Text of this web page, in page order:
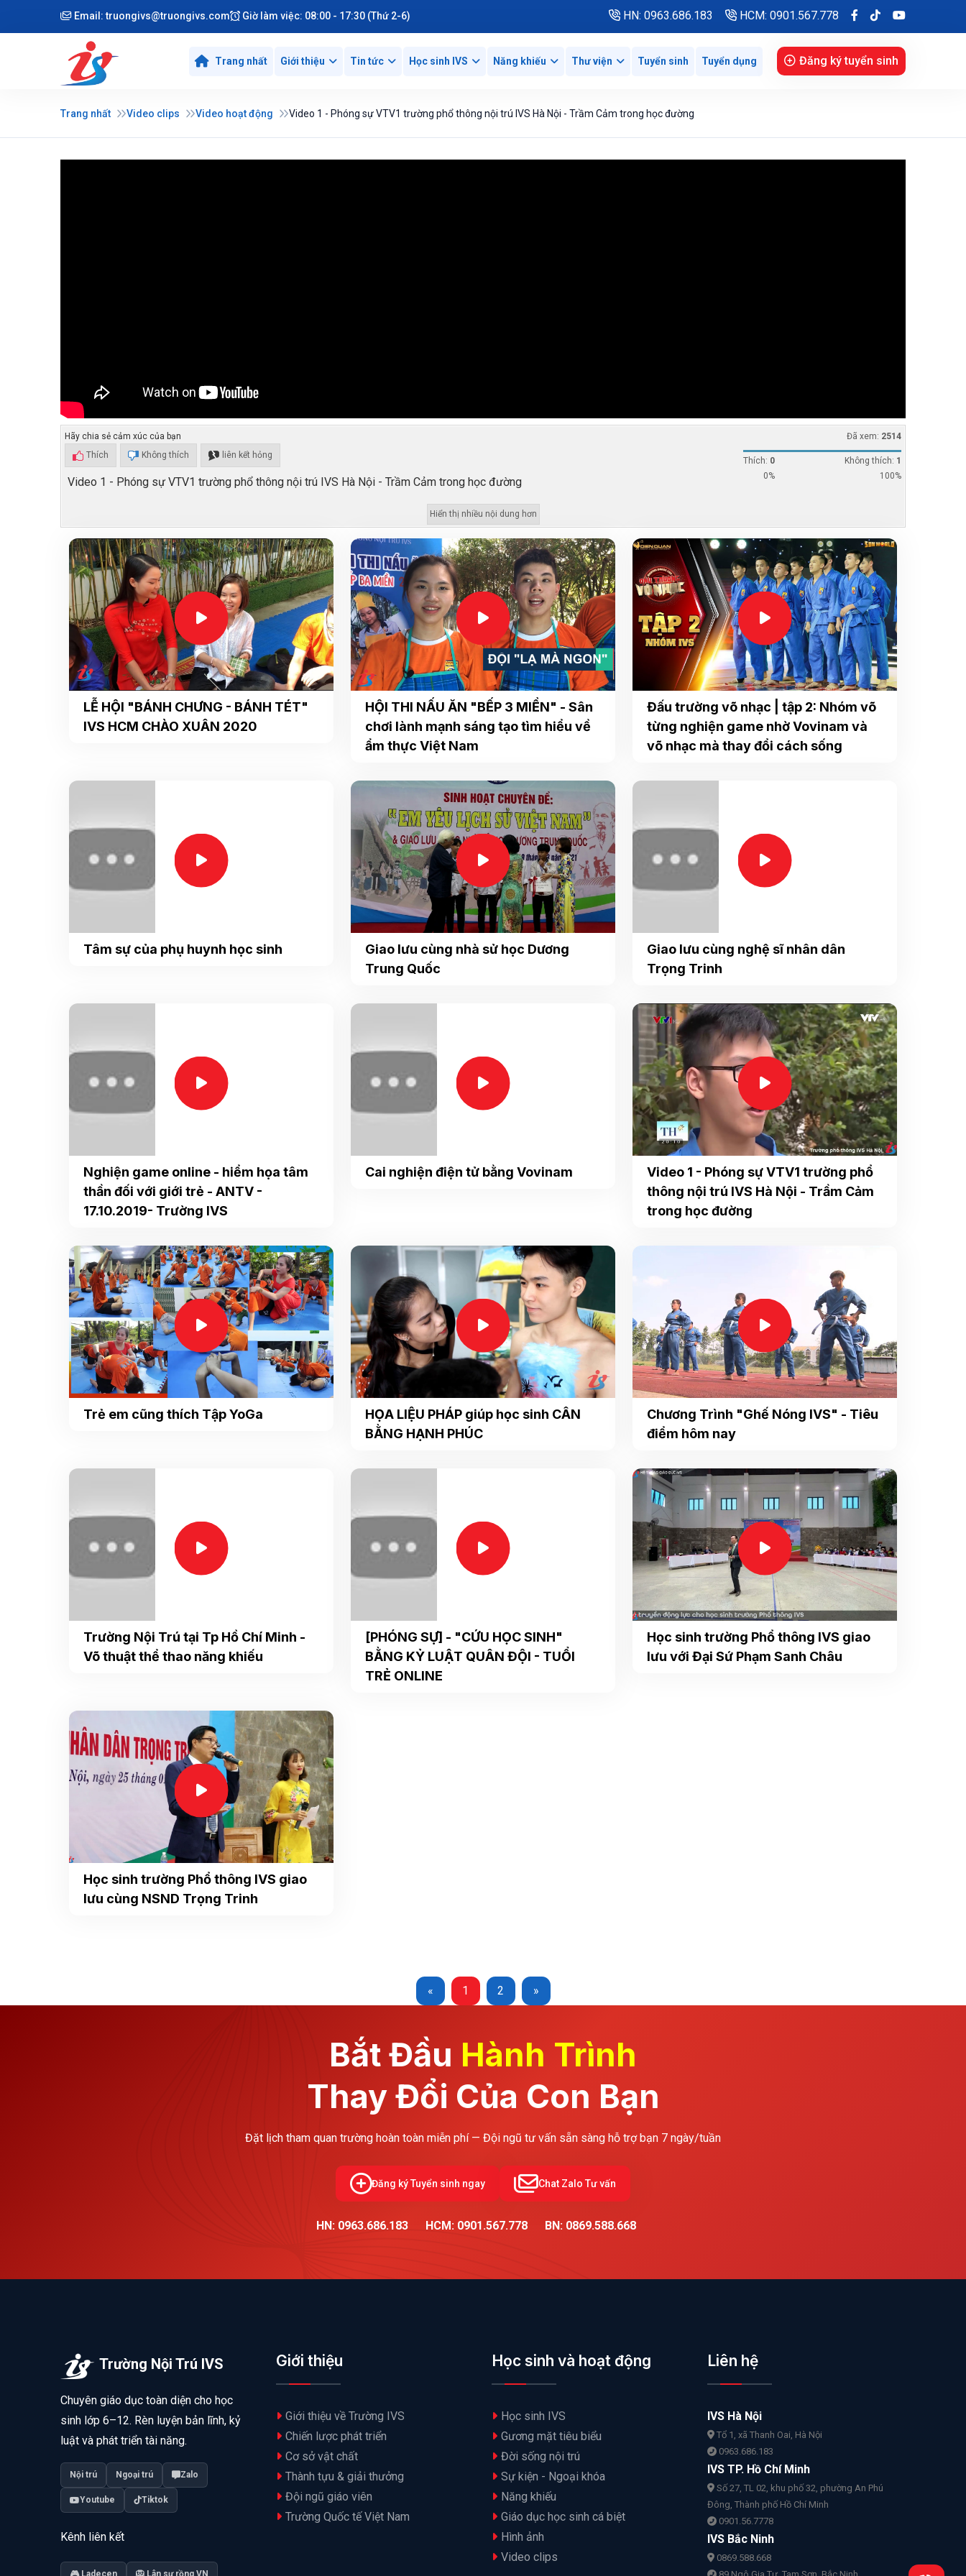
Email:truongivs@truongivs.com Giờ làm việc: 08:00 - 17:30 (Thứ 2-6) HN: 0963.686.183 HCM: 0901.567.778
Trang nhất Giới thiệu Tin tức Học sinh IVS Năng khiếu Thư viện Tuyển sinh Tuyển dụng Đăng ký tuyển sinh
Trang nhất Video clips Video hoạt động Video 1 - Phóng sự VTV1 trường phổ thông nội trú IVS Hà Nội - Trầm Cảm trong học đường
Hãy chia sẻ cảm xúc của bạn
Thích
Không thích liên kết hỏng
Đã xem: 2514
Thích: 0
0%
Không thích: 1
100%
Video 1 - Phóng sự VTV1 trường phổ thông nội trú IVS Hà Nội - Trầm Cảm trong học đường
Hiển thị nhiều nội dung hơn
LỄ HỘI "BÁNH CHƯNG - BÁNH TÉT"
IVS HCM CHÀO XUÂN 2020
HỘI THI NẤU ĂN "BẾP 3 MIỀN" - Sân
chơi lành mạnh sáng tạo tìm hiểu về
ẩm thực Việt Nam
Đấu trường võ nhạc | tập 2: Nhóm võ
từng nghiện game nhờ Vovinam và
võ nhạc mà thay đổi cách sống
Tâm sự của phụ huynh học sinh
Giao lưu cùng nhà sử học Dương
Trung Quốc
Giao lưu cùng nghệ sĩ nhân dân
Trọng Trinh
Nghiện game online - hiểm họa tâm
thần đối với giới trẻ - ANTV -
17.10.2019- Trường IVS
Cai nghiện điện tử bằng Vovinam
Video 1 - Phóng sự VTV1 trường phổ
thông nội trú IVS Hà Nội - Trầm Cảm
trong học đường
Trẻ em cũng thích Tập YoGa
HỌA LIỆU PHÁP giúp học sinh CÂN
BẰNG HẠNH PHÚC
Chương Trình "Ghế Nóng IVS" - Tiêu
điểm hôm nay
Trường Nội Trú tại Tp Hồ Chí Minh -
Võ thuật thể thao năng khiếu
[PHÓNG SỰ] - "CỨU HỌC SINH"
BẰNG KỶ LUẬT QUÂN ĐỘI - TUỔI
TRẺ ONLINE
Học sinh trường Phổ thông IVS giao
lưu với Đại Sứ Phạm Sanh Châu
Học sinh trường Phổ thông IVS giao
lưu cùng NSND Trọng Trinh
« 1 2 »
Bắt Đầu Hành Trình
Thay Đổi Của Con Bạn
Đặt lịch tham quan trường hoàn toàn miễn phí — Đội ngũ tư vấn sẵn sàng hỗ trợ bạn 7 ngày/tuần
Đăng ký Tuyển sinh ngay Chat Zalo Tư vấn
HN: 0963.686.183 HCM: 0901.567.778 BN: 0869.588.668
Trường Nội Trú IVS
Chuyên giáo dục toàn diện cho học
sinh lớp 6–12. Rèn luyện bản lĩnh, kỷ
luật và phát triển tài năng.
Nội trú Ngoại trú Zalo
Youtube Tiktok
Kênh liên kết
Giới thiệu
Giới thiệu về Trường IVS
Chiến lược phát triển
Cơ sở vật chất
Thành tựu & giải thưởng
Đội ngũ giáo viên
Trường Quốc tế Việt Nam
Học sinh và hoạt động
Học sinh IVS
Gương mặt tiêu biểu
Đời sống nội trú
Sự kiện - Ngoại khóa
Năng khiếu
Giáo dục học sinh cá biệt
Hình ảnh
Video clips
Liên hệ
IVS Hà Nội
Tổ 1, xã Thanh Oai, Hà Nội
0963.686.183
IVS TP. Hồ Chí Minh
Số 27, TL 02, khu phố 32, phường An Phú
Đông, Thành phố Hồ Chí Minh
0901.56.7778
IVS Bắc Ninh
0869.588.668